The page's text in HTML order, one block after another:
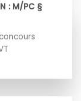
: M/PC §